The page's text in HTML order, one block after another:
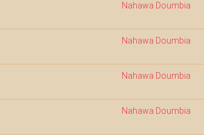
Nahawa Doumbia
Nahawa Doumbia
Nahawa Doumbia
Nahawa Doumbia